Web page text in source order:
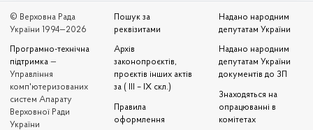
© Верховна Рада
України 1994—2026
Програмно-технічна
підтримка —
Управління
комп'ютеризованих
систем Апарату
Верховної Ради
України
Пошук за
реквізитами
Архів
законопроєктів,
проєктів інших актів
за ( III – IX скл.)
Правила
оформлення
Надано народним
депутатам України
Надано народним
депутатам України
документів до ЗП
Знаходяться на
опрацюванні в
комітетах